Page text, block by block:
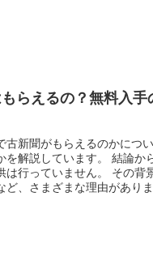
らえるの？無料入手
古新聞がもらえるのかにつ
ます。 結論から言うと、コン
せん。 その背景には、店舗の
さまざまな理由があります。 で